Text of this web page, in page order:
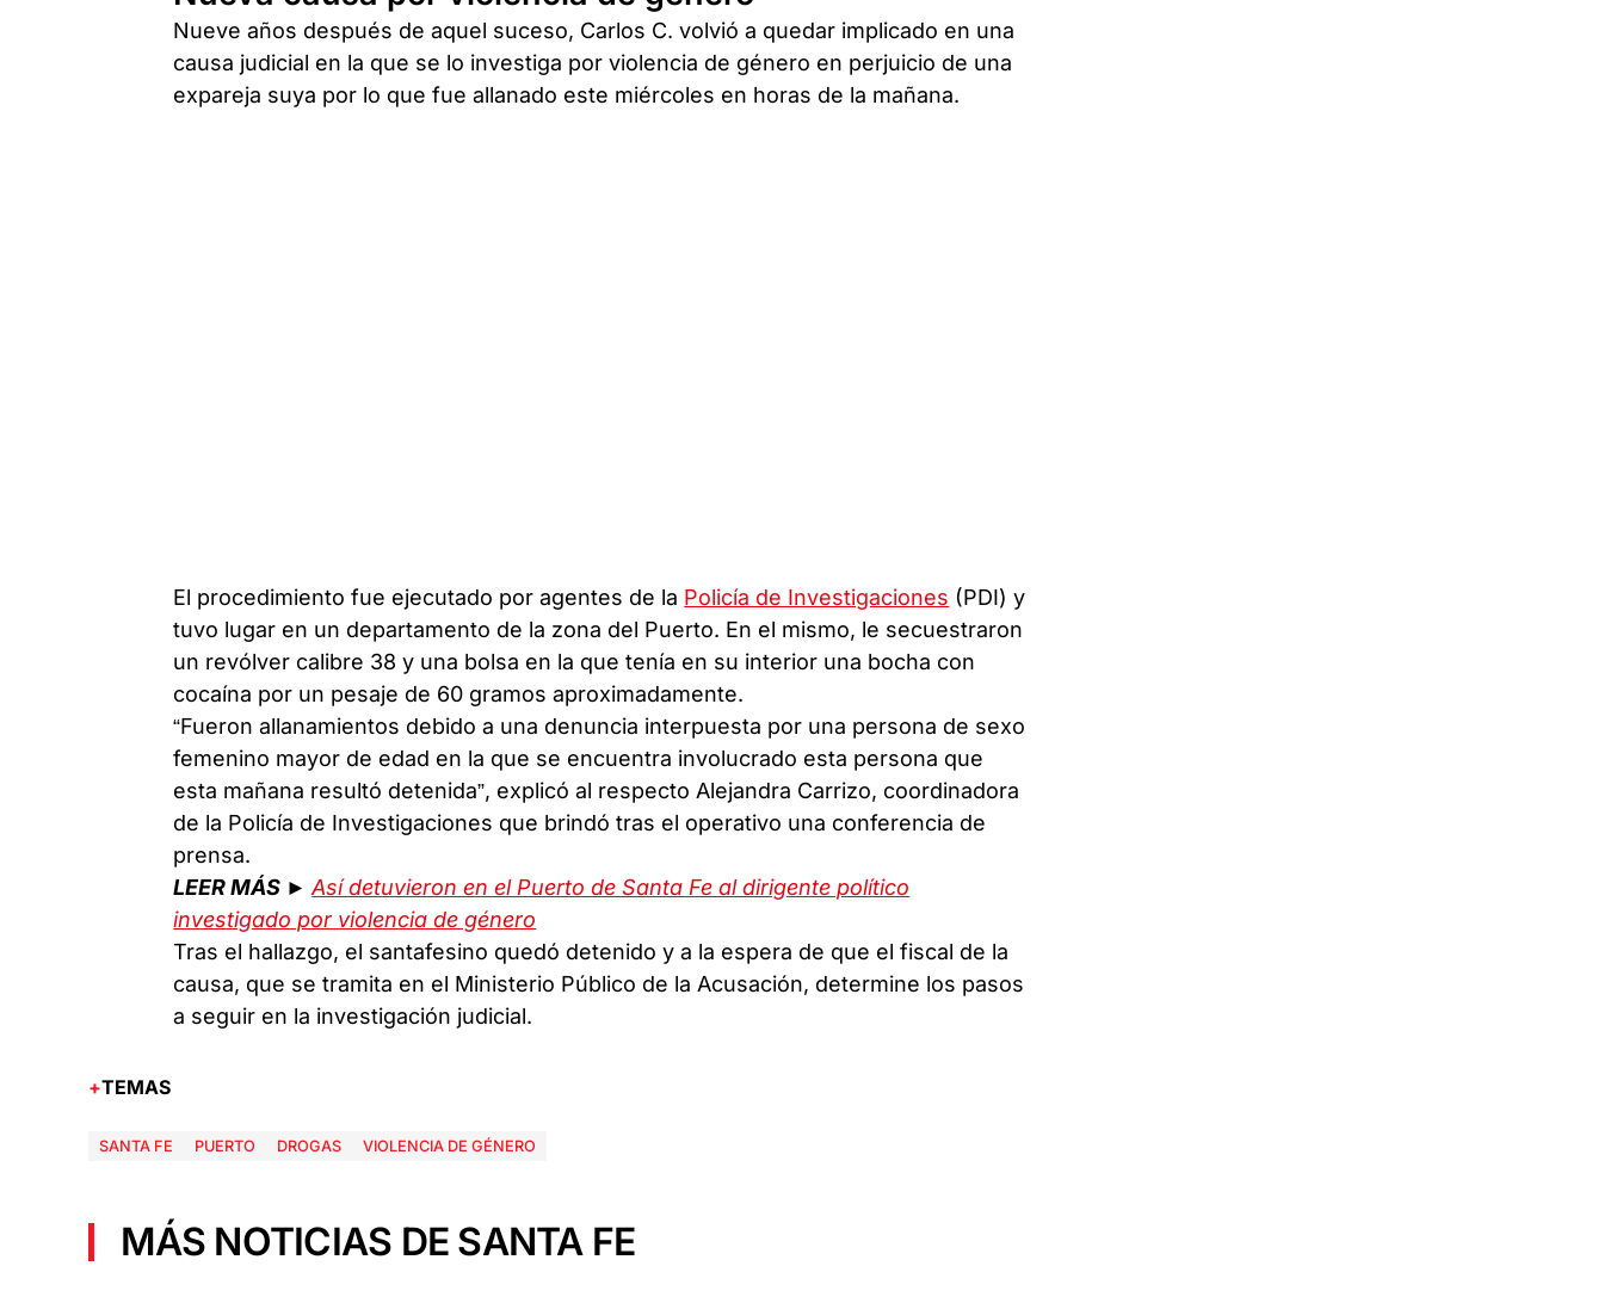
Nueve años después de aquel suceso, Carlos C. volvió a quedar implicado en una
causa judicial en la que se lo investiga por violencia de género en perjuicio de una
expareja suya por lo que fue allanado este miércoles en horas de la mañana.
El procedimiento fue ejecutado por agentes de la Policía de Investigaciones (PDI) y
tuvo lugar en un departamento de la zona del Puerto. En el mismo, le secuestraron
un revólver calibre 38 y una bolsa en la que tenía en su interior una bocha con
cocaína por un pesaje de 60 gramos aproximadamente.
“Fueron allanamientos debido a una denuncia interpuesta por una persona de sexo
femenino mayor de edad en la que se encuentra involucrado esta persona que
esta mañana resultó detenida”, explicó al respecto Alejandra Carrizo, coordinadora
de la Policía de Investigaciones que brindó tras el operativo una conferencia de
prensa.
LEER MÁS ►Así detuvieron en el Puerto de Santa Fe al dirigente político
investigado por violencia de género
Tras el hallazgo, el santafesino quedó detenido y a la espera de que el fiscal de la
causa, que se tramita en el Ministerio Público de la Acusación, determine los pasos
a seguir en la investigación judicial.
TEMAS
SANTA FE PUERTO DROGAS VIOLENCIA DE GÉNERO
MÁS NOTICIAS DE SANTA FE